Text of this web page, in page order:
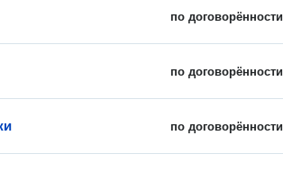
по договорённости
по договорённости
по договорённости